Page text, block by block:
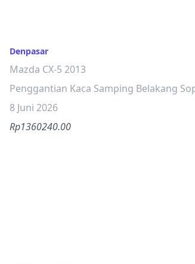
Denpasar
Mazda CX-5 2013
Penggantian Kaca Samping Belakang
8 Juni 2026
Rp1360240.00